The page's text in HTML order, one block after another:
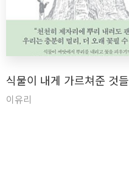
식물이 내게 가르쳐준 것들
이유리